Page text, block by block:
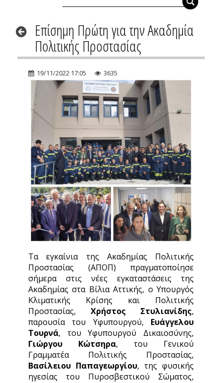
Επίσημη Πρώτη για την Ακαδημία
Πολιτικής Προστασίας
19/11/2022 17:05 3635
Τα εγκαίνια της Ακαδημίας Πολιτικής
Προστασίας (ΑΠΟΠ) πραγματοποίησε
σήμερα στις νέες εγκαταστάσεις της
Ακαδημίας στα Βίλια Αττικής, ο Υπουργός
Κλιματικής Κρίσης και Πολιτικής
Προστασίας, Χρήστος Στυλιανίδης,
παρουσία του Υφυπουργού, Ευάγγελου
Τουρνά, του Υφυπουργού Δικαιοσύνης,
Γιώργου Κώτσηρα, του Γενικού
Γραμματέα Πολιτικής Προστασίας,
Βασίλειου Παπαγεωργίου, της φυσικής
ηγεσίας του Πυροσβεστικού Σώματος,